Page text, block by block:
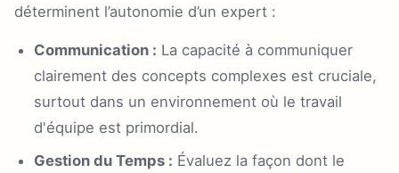
déterminent l’autonomie d’un expert :
Communication : La capacité à communiquer
clairement des concepts complexes est cruciale,
surtout dans un environnement où le travail
d'équipe est primordial.
Gestion du Temps : Évaluez la façon dont le